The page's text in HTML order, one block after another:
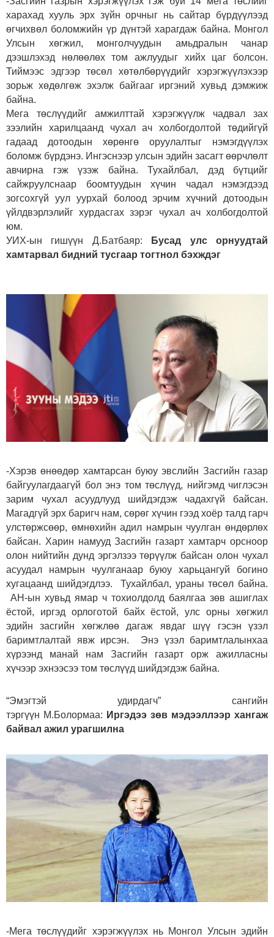
харахад хууль эрх зүйн орчныг нь сайтар бүрдүүлээд
өгчихвөл боломжийн үр дүнтэй харагдаж байна. Монгол
Улсын хөгжил, монголчуудын амьдралын чанар
дээшлэхэд нөлөөлөх том ажлуудыг хийх цаг болсон.
Тиймээс эдгээр төсөл хөтөлбөрүүдийг хэрэгжүүлэхээр
зорьж хөдөлгөж эхэлж байгааг иргэний хувьд дэмжиж
байна.
Мега төслүүдийг амжилттай хэрэгжүүлж чадвал зах
зээлийн харилцаанд чухал ач холбогдолтой төдийгүй
гадаад дотоодын хөрөнгө оруулалтыг нэмэгдүүлэх
боломж бүрдэнэ. Ингэснээр улсын эдийн засагт өөрчлөлт
авчирна гэж үзэж байна. Тухайлбал, дэд бүтцийг
сайжруулснаар боомтуудын хүчин чадал нэмэгдээд
зогсохгүй уул уурхай болоод эрчим хүчний дотоодын
үйлдвэрлэлийг хурдасгах зэрэг чухал ач холбогдолтой
юм.
УИХ-ын гишүүн Д.Батбаяр: Бусад улс орнуудтай
хамтарвал бидний тусгаар тогтнол бэхждэг
-Хэрэв өнөөдөр хамтарсан буюу эвслийн Засгийн газар
байгуулагдаагүй бол энэ том төслүүд, нийгэмд чиглэсэн
зарим чухал асуудлууд шийдэгдэж чадахгүй байсан.
Магадгүй эрх баригч нам, сөрөг хүчин гээд хоёр талд гарч
улстөржсөөр, өмнөхийн адил намрын чуулган өндөрлөх
байсан. Харин намууд Засгийн газарт хамтарч орсноор
олон нийтийн дунд эргэлзээ төрүүлж байсан олон чухал
асуудал намрын чуулганаар буюу харьцангуй богино
хугацаанд шийдэгдлээ. Тухайлбал, ураны төсөл байна.
АН-ын хувьд ямар ч тохиолдолд баялгаа зөв ашиглах
ёстой, иргэд орлоготой байх ёстой, улс орны хөгжил
эдийн засгийн хөгжлөө дагаж явдаг шүү гэсэн үзэл
баримтлалтай явж ирсэн. Энэ үзэл баримтлалынхаа
хүрээнд манай нам Засгийн газарт орж ажилласны
хүчээр эхнээсээ том төслүүд шийдэгдэж байна.
“Эмэгтэй удирдагч” сангийн
тэргүүн М.Болормаа: Иргэдээ зөв мэдээллээр хангаж
байвал ажил урагшилна
-Мега төслүүдийг хэрэгжүүлэх нь Монгол Улсын эдийн